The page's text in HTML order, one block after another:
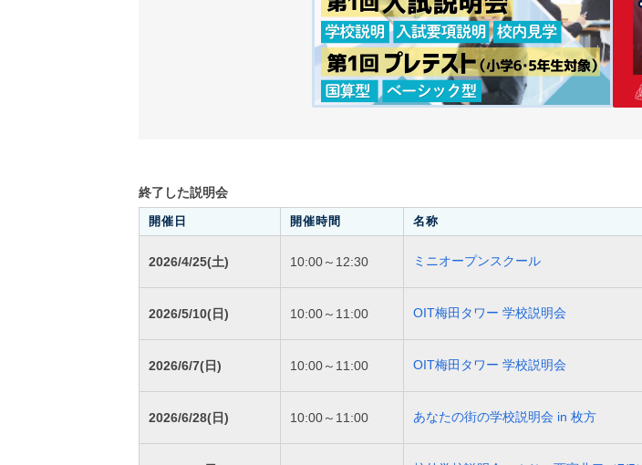
終了した説明会
開催日 開催時間 名称
2026/4/25(土) 10:00～12:30 ミニオープンスクール
2026/5/10(日) 10:00～11:00 OIT梅田タワー 学校説明会
2026/6/7(日) 10:00～11:00 OIT梅田タワー 学校説明会
2026/6/28(日) 10:00～11:00 あなたの街の学校説明会 in 枚方